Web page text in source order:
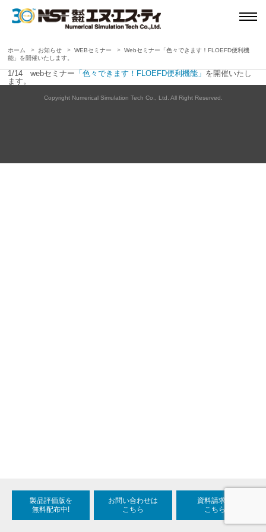
ホーム お知らせ WEBセミナー
Webセミナー「色々できます！FLOEFD便利機
能」を開催いたします。
1/14 webセミナー 「色々できます！FLOEFD便利機能」 を開催いたし
ます。
Copyright Numerical Simulation Tech Co., Ltd. All Right Reserved.
製品評価版を
無料配布中!
お問い合わせは
こちら
資料請求は
こちら